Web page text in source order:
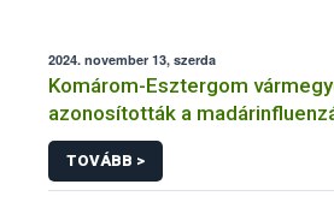
2024. november 13, szerda
Komárom-Esztergom
azonosították a
TOVÁBB >